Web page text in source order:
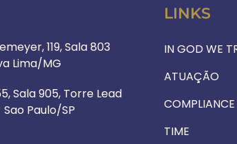
119, Sala 803
Lima/MG
Sala 905, Torre Lead
Paulo/SP
LINKS
IN GOD WE
ATUAÇÃO
COMPLIANCE
TIME